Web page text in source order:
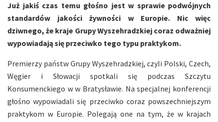
Już jakiś czas temu głośno jest w sprawie podwójnych
standardów jakości żywności w Europie. Nic więc
dziwnego, że kraje Grupy Wyszehradzkiej coraz odważniej
wypowiadają się przeciwko tego typu praktykom.
Premierzy państw Grupy Wyszehradzkiej, czyli Polski, Czech,
Węgier i Słowacji spotkali się podczas Szczytu
Konsumenckiego w w Bratysławie. Na specjalnej konferencji
głośno wypowiadali się przeciwko coraz powszechniejszym
praktykom w Europie. Polegają one na tym, że w krajach